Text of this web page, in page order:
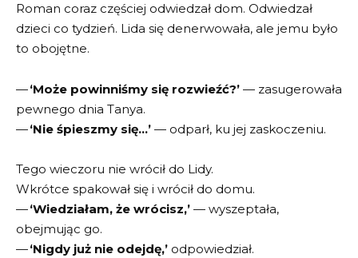
Roman coraz częściej odwiedzał dom. Odwiedzał
dzieci co tydzień. Lida się denerwowała, ale jemu było
to obojętne.
—‘Może powinniśmy się rozwieźć?’ — zasugerowała
pewnego dnia Tanya.
—‘Nie śpieszmy się…’ — odparł, ku jej zaskoczeniu.
Tego wieczoru nie wrócił do Lidy.
Wkrótce spakował się i wrócił do domu.
—‘Wiedziałam, że wrócisz,’ — wyszeptała,
obejmując go.
—‘Nigdy już nie odejdę,’ odpowiedział.